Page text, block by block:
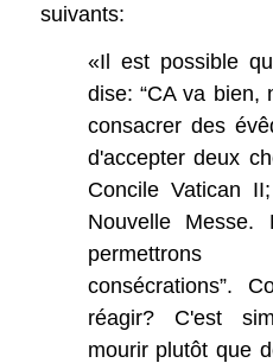
suivants:
«Il est possible
dise: “CA va bien,
consacrer des
d'accepter deux
Concile Vatican
Nouvelle
consécrations”.
réagir? C'est
mourir plutôt que